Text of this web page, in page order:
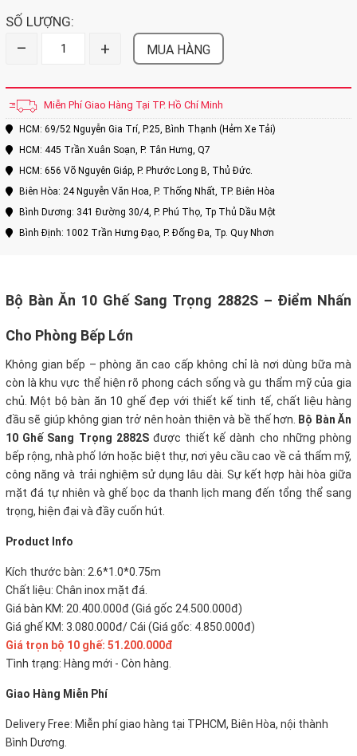
SỐ LƯỢNG:
– + MUA HÀNG
Miễn Phí Giao Hàng Tại TP. Hồ Chí Minh
HCM: 69/52 Nguyễn Gia Trí, P.25, Bình Thạnh (Hẻm Xe Tải)
HCM: 445 Trần Xuân Soạn, P. Tân Hưng, Q7
HCM: 656 Võ Nguyên Giáp, P. Phước Long B, Thủ Đức.
Biên Hòa: 24 Nguyễn Văn Hoa, P. Thống Nhất, TP. Biên Hòa
Bình Dương: 341 Đường 30/4, P. Phú Thọ, Tp Thủ Dầu Một
Bình Định: 1002 Trần Hưng Đạo, P. Đống Đa, Tp. Quy Nhơn
Bộ Bàn Ăn 10 Ghế Sang Trọng 2882S – Điểm Nhấn
Cho Phòng Bếp Lớn
Không gian bếp – phòng ăn cao cấp không chỉ là nơi dùng bữa mà
còn là khu vực thể hiện rõ phong cách sống và gu thẩm mỹ của gia
chủ. Một bộ bàn ăn 10 ghế đẹp với thiết kế tinh tế, chất liệu hàng
đầu sẽ giúp không gian trở nên hoàn thiện và bề thế hơn. Bộ Bàn Ăn
10 Ghế Sang Trọng 2882Sđược thiết kế dành cho những phòng
bếp rộng, nhà phố lớn hoặc biệt thự, nơi yêu cầu cao về cả thẩm mỹ,
công năng và trải nghiệm sử dụng lâu dài. Sự kết hợp hài hòa giữa
mặt đá tự nhiên và ghế bọc da thanh lịch mang đến tổng thể sang
trọng, hiện đại và đầy cuốn hút.
Product Info
Kích thước bàn: 2.6*1.0*0.75m
Chất liệu: Chân inox mặt đá.
Giá bàn KM: 20.400.000đ (Giá gốc 24.500.000đ)
Giá ghế KM: 3.080.000đ/ Cái (Giá gốc: 4.850.000đ)
Giá trọn bộ 10 ghế: 51.200.000đ
Tình trạng: Hàng mới - Còn hàng.
Giao Hàng Miễn Phí
Delivery Free: Miễn phí giao hàng tại TPHCM, Biên Hòa, nội thành
Bình Dương.